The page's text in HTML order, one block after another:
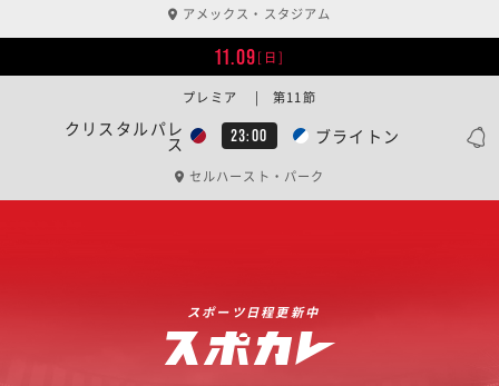
アメックス・スタジアム
11.09[日]
クリスタルパレ
ス 23:00 ブライトン
プレミア | 第11節
セルハースト・パーク
スポーツ日程更新中